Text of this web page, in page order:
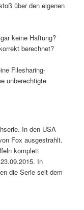
über den eigenen
keine Haftung?
berechnet?
Filesharing-
unberechtigte
In den USA
Fox ausgestrahlt.
komplett
In
die Serie seit dem